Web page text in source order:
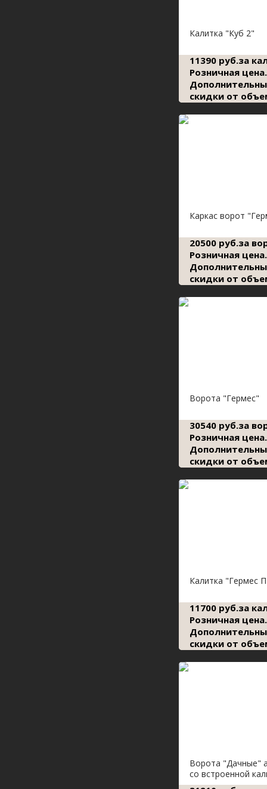
Калитка "Куб 2"
11390 руб.за
Розничная цена.
скидки от
Каркас ворот
20500 руб.за
Розничная цена.
скидки от
Ворота "Гермес"
30540 руб.за
Розничная цена.
скидки от
Калитка "Гермес
11700 руб.за
Розничная цена.
скидки от
Ворота "Дачные"
со встроенной